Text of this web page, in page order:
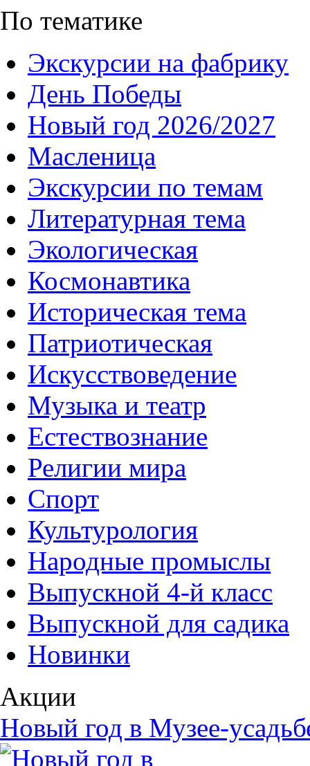
По тематике
Экскурсии на фабрику
День Победы
Новый год 2026/2027
Масленица
Экскурсии по темам
Литературная тема
Экологическая
Космонавтика
Историческая тема
Патриотическая
Искусствоведение
Музыка и театр
Естествознание
Религии мира
Спорт
Культурология
Народные промыслы
Выпускной 4-й класс
Выпускной для садика
Новинки
Акции
Новый год в Музее-